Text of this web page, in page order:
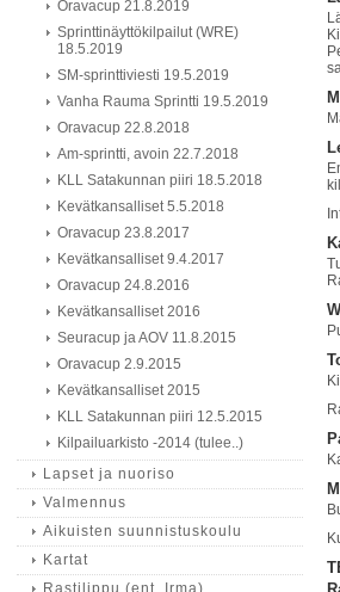
Oravacup 21.8.2019
Sprinttinäyttökilpailut (WRE)
18.5.2019
SM-sprinttiviesti 19.5.2019
Vanha Rauma Sprintti 19.5.2019
Oravacup 22.8.2018
Am-sprintti, avoin 22.7.2018
KLL Satakunnan piiri 18.5.2018
Kevätkansalliset 5.5.2018
Oravacup 23.8.2017
Kevätkansalliset 9.4.2017
Oravacup 24.8.2016
Kevätkansalliset 2016
Seuracup ja AOV 11.8.2015
Oravacup 2.9.2015
Kevätkansalliset 2015
KLL Satakunnan piiri 12.5.2015
Kilpailuarkisto -2014 (tulee..)
Lapset ja nuoriso
Valmennus
Aikuisten suunnistuskoulu
Kartat
Rastilippu (ent. Irma)